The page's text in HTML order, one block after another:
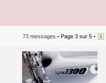
73 messages •Page3 sur5 • 1